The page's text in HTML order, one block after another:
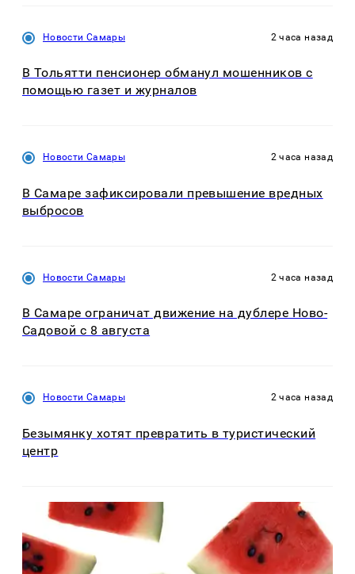
Новости Самары 2 часа назад
В Тольятти пенсионер обманул мошенников с
помощью газет и журналов
Новости Самары 2 часа назад
В Самаре зафиксировали превышение вредных
выбросов
Новости Самары 2 часа назад
В Самаре ограничат движение на дублере Ново-
Садовой с 8 августа
Новости Самары 2 часа назад
Безымянку хотят превратить в туристический
центр